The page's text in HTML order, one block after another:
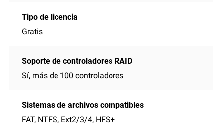
Gratis
Sí, más de 100 controladores
FAT, NTFS, Ext2/3/4, HFS+